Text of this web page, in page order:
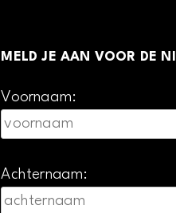
MELD JE AAN VOOR DE
Voornaam:
Achternaam: